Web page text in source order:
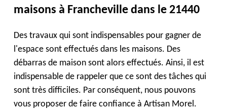
maisons à Francheville dans le 21440
Des travaux qui sont indispensables pour gagner de
l'espace sont effectués dans les maisons. Des
débarras de maison sont alors effectués. Ainsi, il est
indispensable de rappeler que ce sont des tâches qui
sont très difficiles. Par conséquent, nous pouvons
vous proposer de faire confiance à Artisan Morel.